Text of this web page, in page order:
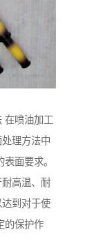
在喷油加工
理方法中
面要求。
高温、耐
到对于使
的保护作